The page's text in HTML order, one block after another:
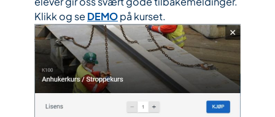
Klikk og se DEMOpå kurset.